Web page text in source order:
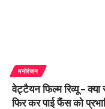
मनोरंजन
वेट्टैयन फिल्म रिव्यू –
फिर कर पाई फैंस को